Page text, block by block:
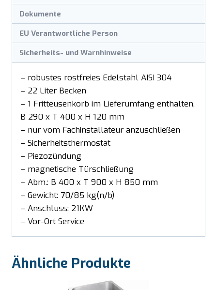
Dokumente
EU Verantwortliche Person
Sicherheits- und Warnhinweise
– robustes rostfreies Edelstahl AISI 304
– 22 Liter Becken
– 1 Fritteusenkorb im Lieferumfang enthalten,
B 290 x T 400 x H 120 mm
– nur vom Fachinstallateur anzuschließen
– Sicherheitsthermostat
– Piezozündung
– magnetische Türschließung
– Abm.: B 400 x T 900 x H 850 mm
– Gewicht: 70/85 kg(n/b)
– Anschluss: 21KW
– Vor-Ort Service
Ähnliche Produkte